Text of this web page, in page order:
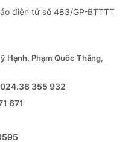
điện tử số 483/GP-BTTTT
Hạnh, Phạm Quốc Thắng,
355 932
671